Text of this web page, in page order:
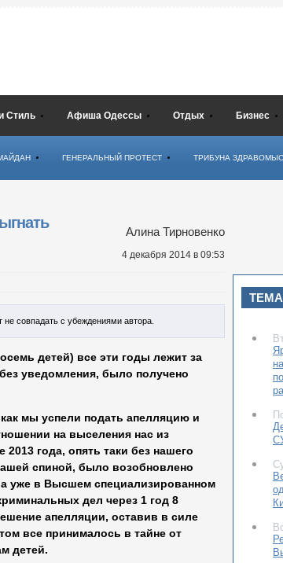
Стиль Афиша Одессы Отдых Бизнес
ГЕНЕРАЛЬНЫЙ ПРОТЕСТ ТРИБУНА
Алина Тирновенко
4 декабря 2014 в 09:53
совпадать с убеждениями автора.
детей) все эти годы лежит за
уведомления, было получено
мы успели подать апелляцию и
на выселения нас из
2013 года, опять таки без нашего
спиной, было возобновлено
уже в Высшем специализированном
дел через 1 год 8
апелляции, оставив в силе
все принималось в тайне от
детей.